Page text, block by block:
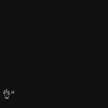
👌”